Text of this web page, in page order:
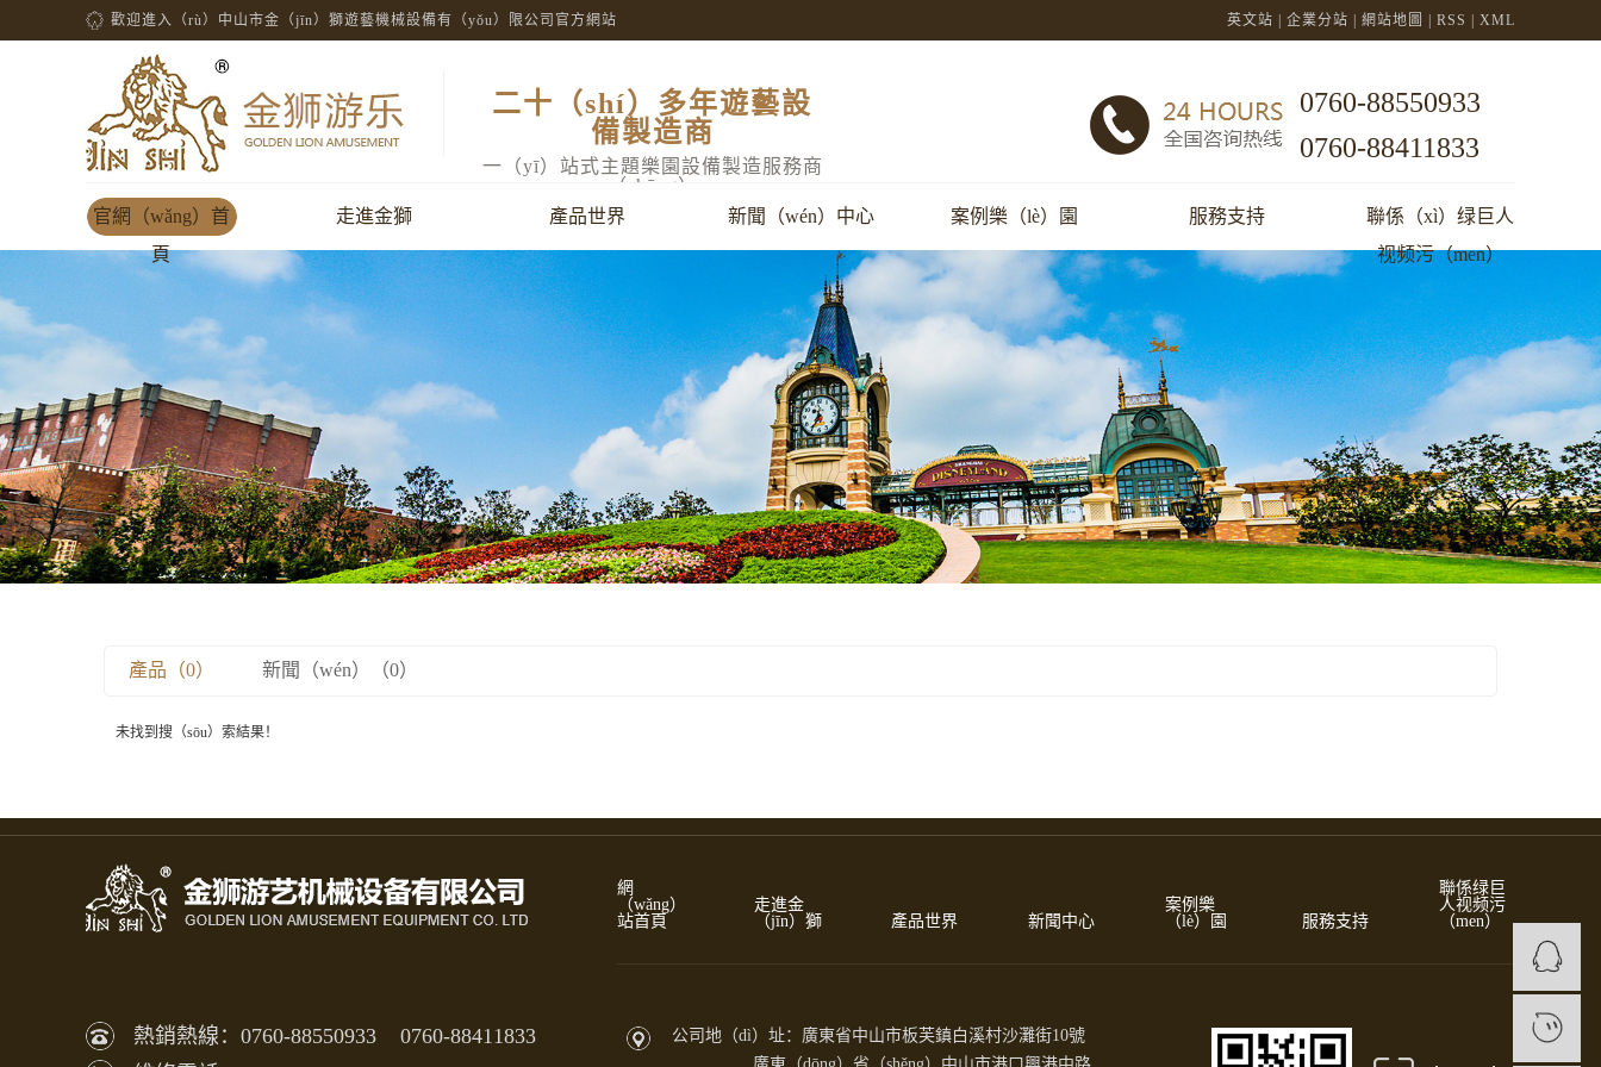
歡迎進入（rù）中山市金（jīn）獅遊藝機械設備有（yǒu）限公司官方網站 英文站 企業分站 網站地圖 RSS XML
二十（shí）多年遊藝設
備製造商
一（yī）站式主題樂園設備製造服務商
（shāng）
0760-88550933
0760-88411833
官網（wǎng）首
頁
走進金獅 產品世界 新聞（wén）中心 案例樂（lè）園 服務支持
聯係（xì）绿巨人
视频污（men）
產品（0） 新聞（wén）（0）
未找到搜（sōu）索結果！
網
（wǎng）
站首頁
走進金
（jīn）獅
產品世界 新聞中心
案例樂
（lè）園
服務支持
聯係绿巨
人视频污
（men）
熱銷熱線：0760-88550933 0760-88411833
公司地（dì）址：廣東省中山市板芙鎮白溪村沙灘街10號